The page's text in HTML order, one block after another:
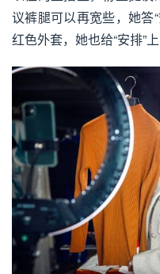
议裤腿可以再宽些，她答
红色外套，她也给“安排”上